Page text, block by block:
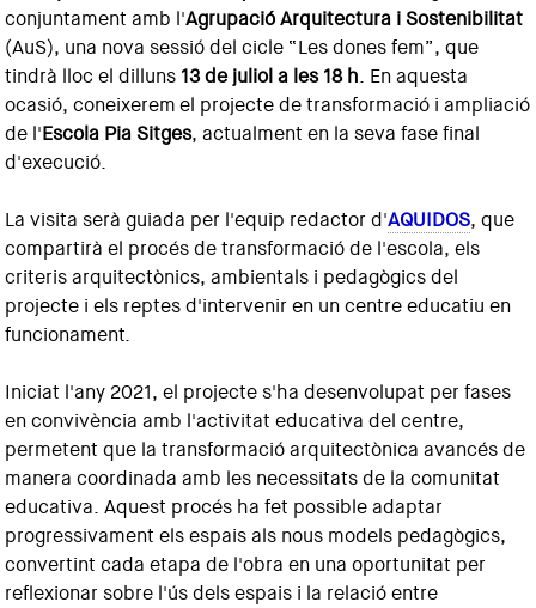
conjuntament amb l'Agrupació Arquitectura i Sostenibilitat
(AuS), una nova sessió del cicle “Les dones fem”, que
tindrà lloc el dilluns 13 de juliol a les 18 h. En aquesta
ocasió, coneixerem el projecte de transformació i ampliació
de l'Escola Pia Sitges, actualment en la seva fase final
d'execució.
La visita serà guiada per l'equip redactor d'AQUIDOS, que
compartirà el procés de transformació de l'escola, els
criteris arquitectònics, ambientals i pedagògics del
projecte i els reptes d'intervenir en un centre educatiu en
funcionament.
Iniciat l'any 2021, el projecte s'ha desenvolupat per fases
en convivència amb l'activitat educativa del centre,
permetent que la transformació arquitectònica avancés de
manera coordinada amb les necessitats de la comunitat
educativa. Aquest procés ha fet possible adaptar
progressivament els espais als nous models pedagògics,
convertint cada etapa de l'obra en una oportunitat per
reflexionar sobre l'ús dels espais i la relació entre